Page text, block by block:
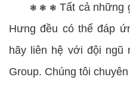
❃ ❃ ❃ Tất cả những
Hưng đều có thể đáp
hãy liên hệ với đội ngũ
Group. Chúng tôi